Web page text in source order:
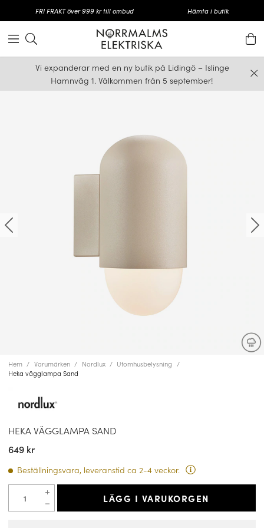
FRI FRAKT över 999 kr till ombud Hämta i butik
Vi expanderar med en ny butik på Lidingö – Islinge
Hamnväg 1. Välkommen från 5 september!
Hem Varumärken Nordlux
Utomhusbelysning
Heka vägglampa Sand
HEKA VÄGGLAMPA SAND
649 kr
Beställningsvara, leveranstid ca 2-4 veckor.
LÄGG I VARUKORGEN